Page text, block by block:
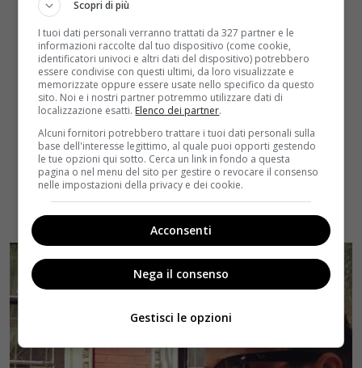
Scopri di più
I tuoi dati personali verranno trattati da 327 partner e le
informazioni raccolte dal tuo dispositivo (come cookie,
identificatori univoci e altri dati del dispositivo) potrebbero
essere condivise con questi ultimi, da loro visualizzate e
memorizzate oppure essere usate nello specifico da questo
sito. Noi e i nostri partner potremmo utilizzare dati di
localizzazione esatti. Elenco dei partner.
Alcuni fornitori potrebbero trattare i tuoi dati personali sulla
base dell'interesse legittimo, al quale puoi opporti gestendo
le tue opzioni qui sotto. Cerca un link in fondo a questa
pagina o nel menu del sito per gestire o revocare il consenso
nelle impostazioni della privacy e dei cookie.
Acconsenti
Nega il consenso
Gestisci le opzioni